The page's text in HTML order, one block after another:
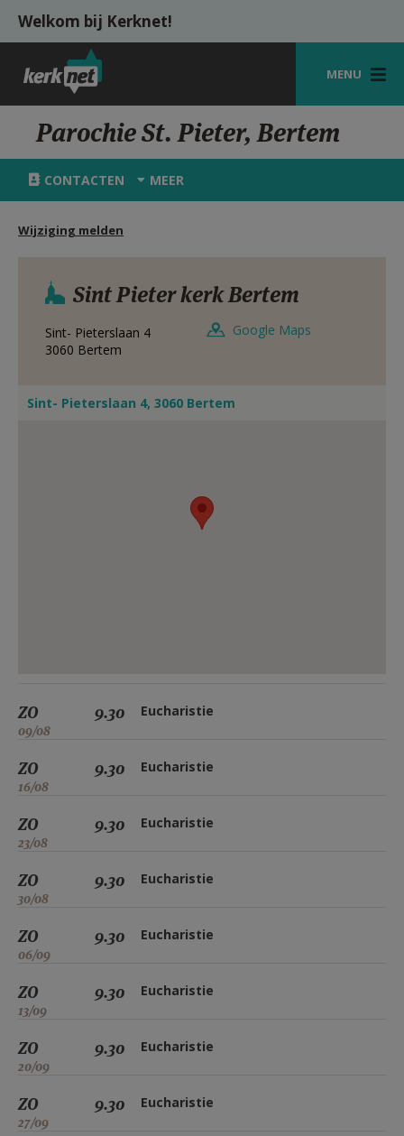
Overslaan en naar de inhoud gaan
Welkom bij Kerknet!
MENU
STARTPAGINA
KERK
VIERINGEN
SHOP
MIJN PAROCHIE
Parochie St. Pieter, Bertem
CONTACTEN MEER
Wijziging melden
Sint Pieter kerk Bertem
Sint- Pieterslaan 4
3060 Bertem
Google Maps
Sint- Pieterslaan 4, 3060 Bertem
ZO
09/08
9.30 Eucharistie
ZO
16/08
9.30 Eucharistie
ZO
23/08
9.30 Eucharistie
ZO
30/08
9.30 Eucharistie
ZO
06/09
9.30 Eucharistie
ZO
13/09
9.30 Eucharistie
ZO
20/09
9.30 Eucharistie
ZO
27/09
9.30 Eucharistie